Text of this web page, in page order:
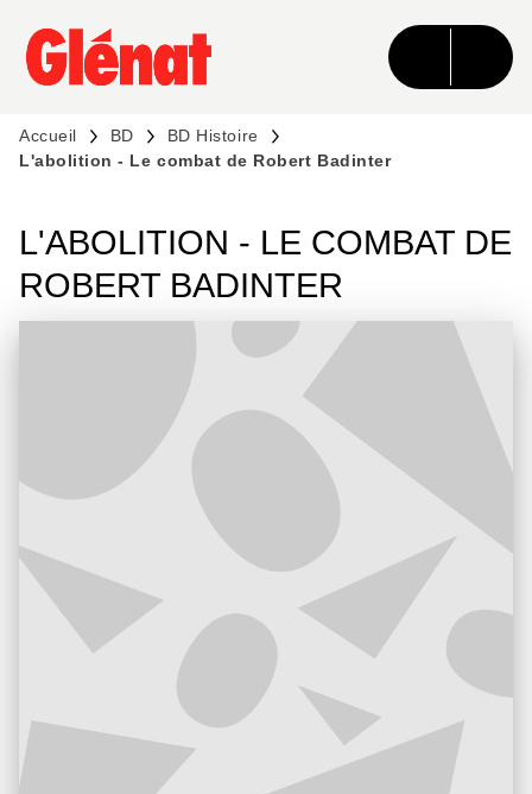
MENU RECHERCHE CONTENU
PIED DE PAGE
Accueil BD
BD Histoire
L'abolition - Le combat de Robert Badinter
L'ABOLITION - LE COMBAT DE
ROBERT BADINTER